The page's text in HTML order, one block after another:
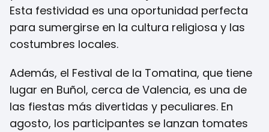
Esta festividad es una oportunidad perfecta
para sumergirse en la cultura religiosa y las
costumbres locales.
Además, el Festival de la Tomatina, que tiene
lugar en Buñol, cerca de Valencia, es una de
las fiestas más divertidas y peculiares. En
agosto, los participantes se lanzan tomates